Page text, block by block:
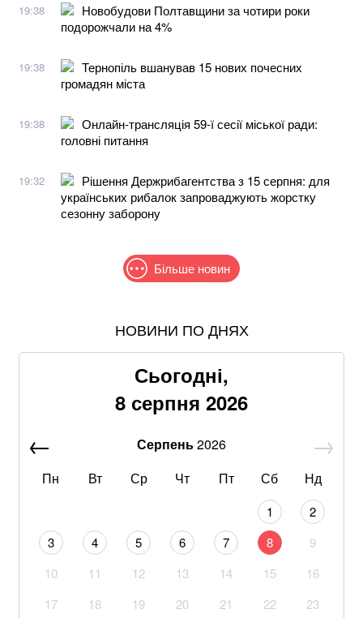
19:38
Новобудови Полтавщини за чотири роки
подорожчали на 4%
19:38
Тернопіль вшанував 15 нових почесних
громадян міста
19:38
Онлайн-трансляція 59-ї сесії міської ради:
головні питання
19:32
Рішення Держрибагентства з 15 серпня: для
українських рибалок запроваджують жорстку
сезонну заборону
Більше новин
Понад 9,2 млрд грн: що відомо про нову гучну
Хацкевич: Гуцуляк навіть не прийшов потиснути
Хвиля похолодання накриє Україну: Діденко назвала
Через повагу до Реалу: Родрі отримуватиме в
Що корисніше — кавун чи диня: експерти дали
пораду
НОВИНИ ПО ДНЯХ
Сьогодні,
8 серпня 2026
Серпень2026
Пн
Вт Ср Чт Пт Сб Нд
1
2
3
4 5 6 7 8
9
10
11 12 13 14 15
16
17
18 19 20 21 22 23